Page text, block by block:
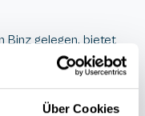
Über Cookies
Binz gelegen, bietet
für Genießer. In
Wein, Kaffee und
für eine kleine